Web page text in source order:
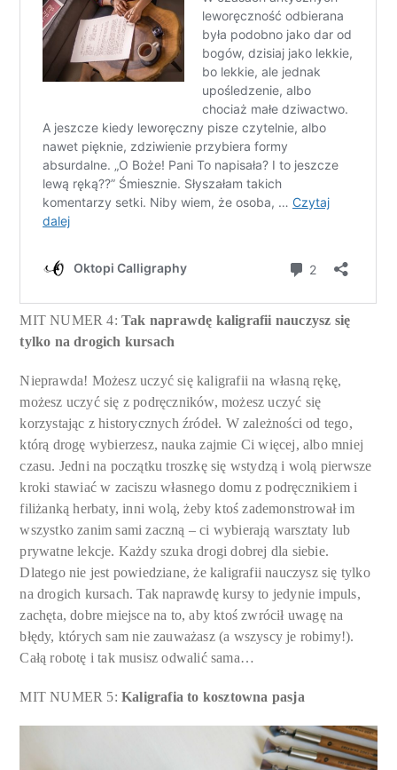
MIT NUMER 4:Tak naprawdę kaligrafii nauczysz się
tylko na drogich kursach
Nieprawda! Możesz uczyć się kaligrafii na własną rękę,
możesz uczyć się z podręczników, możesz uczyć się
korzystając z historycznych źródeł. W zależności od tego,
którą drogę wybierzesz, nauka zajmie Ci więcej, albo mniej
czasu. Jedni na początku troszkę się wstydzą i wolą pierwsze
kroki stawiać w zaciszu własnego domu z podręcznikiem i
filiżanką herbaty, inni wolą, żeby ktoś zademonstrował im
wszystko zanim sami zaczną – ci wybierają warsztaty lub
prywatne lekcje. Każdy szuka drogi dobrej dla siebie.
Dlatego nie jest powiedziane, że kaligrafii nauczysz się tylko
na drogich kursach. Tak naprawdę kursy to jedynie impuls,
zachęta, dobre miejsce na to, aby ktoś zwrócił uwagę na
błędy, których sam nie zauważasz (a wszyscy je robimy!).
Całą robotę i tak musisz odwalić sama…
MIT NUMER 5:Kaligrafia to kosztowna pasja